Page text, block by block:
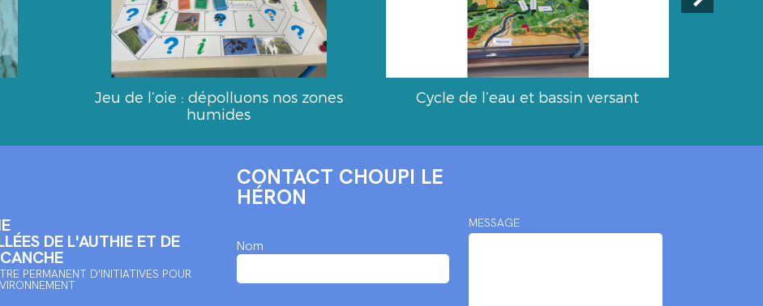
Jeu de l’oie : dépolluons nos zones
humides
Cycle de l’eau et bassin versant
DE L'AUTHIE ET DE
PERMANENT D'INITIATIVES POUR
CONTACT CHOUPI LE
HÉRON
Nom
MESSAGE